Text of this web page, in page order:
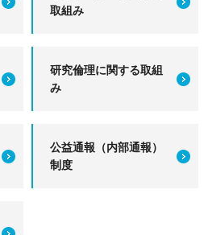
取組み
研究倫理に関する取組
み
公益通報（内部通報）
制度